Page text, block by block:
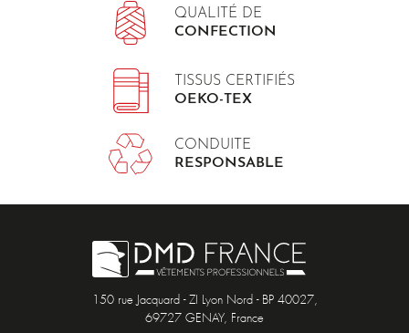
QUALITÉ DE
CONFECTION
TISSUS CERTIFIÉS
OEKO-TEX
CONDUITE
RESPONSABLE
150 rue Jacquard - ZI Lyon Nord - BP 40027,
69727 GENAY, France